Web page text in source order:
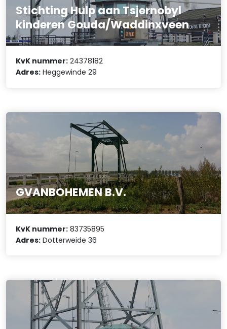
Stichting Hulp aan Tsjernobyl
kinderen Gouda/Waddinxveen
KvK nummer: 24378182
Adres: Heggewinde 29
GVANBOHEMEN B.V.
KvK nummer: 83735895
Adres: Dotterweide 36